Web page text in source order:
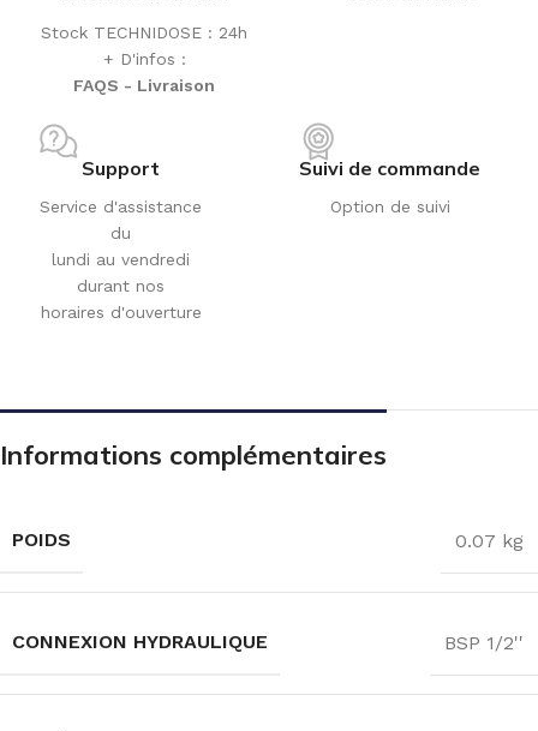
Stock TECHNIDOSE : 24h
+ D'infos :
FAQS - Livraison
Support
Service d'assistance
du
lundi au vendredi
durant nos
horaires d'ouverture
Suivi de commande
Option de suivi
Informations complémentaires
POIDS 0.07 kg
CONNEXION HYDRAULIQUE BSP 1/2''